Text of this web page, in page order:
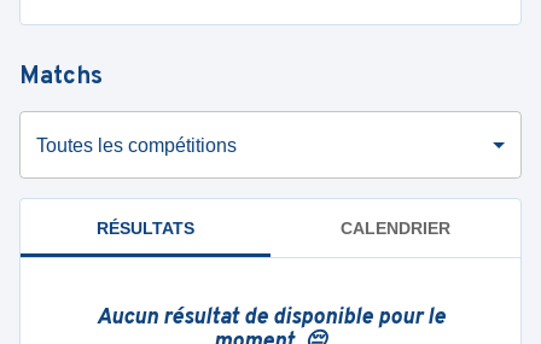
Matchs
Toutes les compétitions
RÉSULTATS CALENDRIER
Aucun résultat de disponible pour le